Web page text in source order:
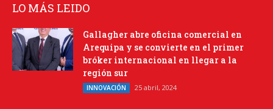
LO MÁS LEIDO
Gallagher abre oficina comercial en
Arequipa y se convierte en el primer
bróker internacional en llegar a la
región sur
INNOVACIÓN 25 abril, 2024